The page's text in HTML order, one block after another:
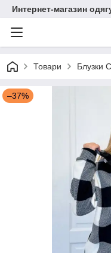
Интернет-магазин
Товари Блузки
–37%